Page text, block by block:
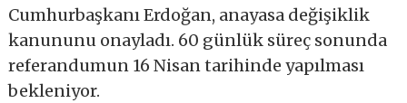
Cumhurbaşkanı Erdoğan, anayasa değişiklik
kanununu onayladı. 60 günlük süreç sonunda
referandumun 16 Nisan tarihinde yapılması
bekleniyor.